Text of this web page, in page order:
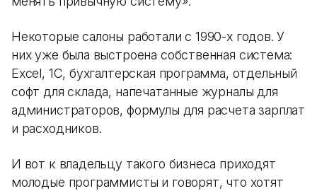
Некоторые салоны работали с 1990-х годов. У
них уже была выстроена собственная система:
Excel, 1С, бухгалтерская программа, отдельный
софт для склада, напечатанные журналы для
администраторов, формулы для расчета зарплат
и расходников.
И вот к владельцу такого бизнеса приходят
молодые программисты и говорят, что хотят